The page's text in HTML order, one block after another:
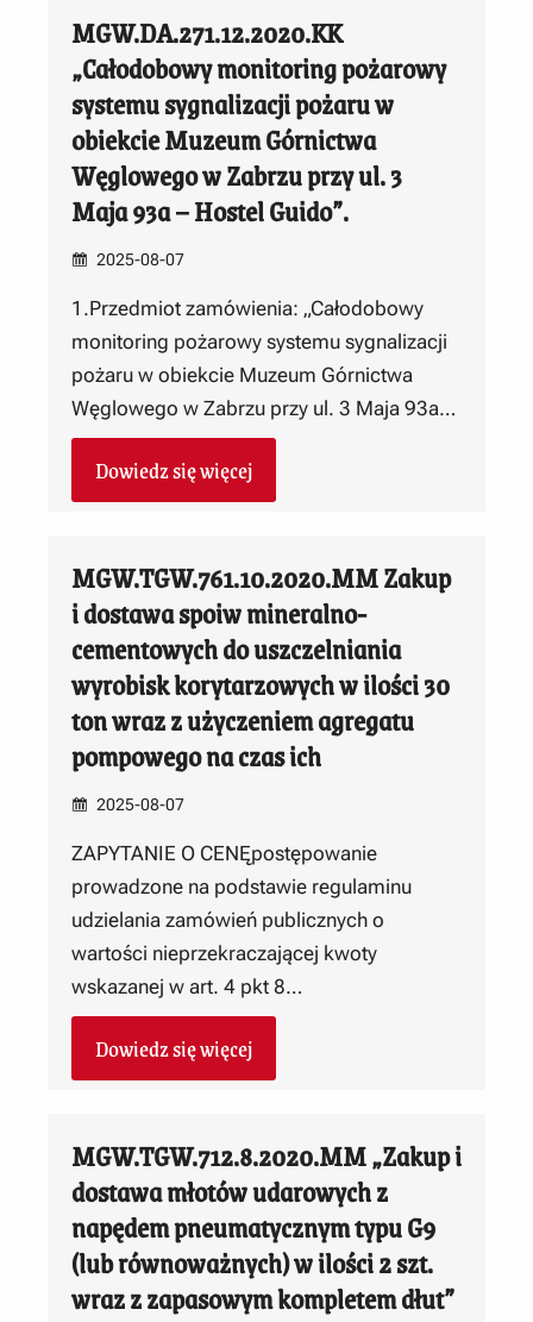
MGW.DA.271.12.2020.KK
„Całodobowy monitoring pożarowy
systemu sygnalizacji pożaru w
obiekcie Muzeum Górnictwa
Węglowego w Zabrzu przy ul. 3
Maja 93a – Hostel Guido”.
2025-08-07
1.Przedmiot zamówienia: „Całodobowy
monitoring pożarowy systemu sygnalizacji
pożaru w obiekcie Muzeum Górnictwa
Węglowego w Zabrzu przy ul. 3 Maja 93a…
Dowiedz się więcej
MGW.TGW.761.10.2020.MM Zakup
i dostawa spoiw mineralno-
cementowych do uszczelniania
wyrobisk korytarzowych w ilości 30
ton wraz z użyczeniem agregatu
pompowego na czas ich
2025-08-07
ZAPYTANIE O CENĘpostępowanie
prowadzone na podstawie regulaminu
udzielania zamówień publicznych o
wartości nieprzekraczającej kwoty
wskazanej w art. 4 pkt 8…
Dowiedz się więcej
MGW.TGW.712.8.2020.MM „Zakup i
dostawa młotów udarowych z
napędem pneumatycznym typu G9
(lub równoważnych) w ilości 2 szt.
wraz z zapasowym kompletem dłut”